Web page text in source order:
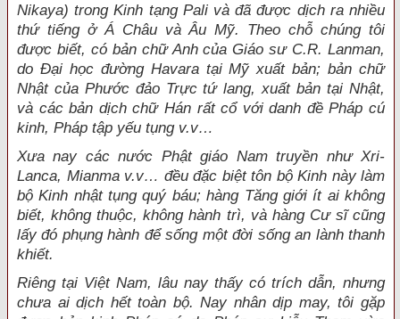
Nikaya) trong Kinh tạng Pali và đã được dịch ra nhiều
thứ tiếng ở Á Châu và Âu Mỹ. Theo chỗ chúng tôi
được biết, có bản chữ Anh của Giáo sư C.R. Lanman,
do Đại học đường Havara tại Mỹ xuất bản; bản chữ
Nhật của Phước đảo Trực tứ lang, xuất bản tại Nhật,
và các bản dịch chữ Hán rất cổ với danh đề Pháp cú
kinh, Pháp tập yếu tụng v.v…
Xưa nay các nước Phật giáo Nam truyền như Xri-
Lanca, Mianma v.v… đều đặc biệt tôn bộ Kinh này làm
bộ Kinh nhật tụng quý báu; hàng Tăng giới ít ai không
biết, không thuộc, không hành trì, và hàng Cư sĩ cũng
lấy đó phụng hành để sống một đời sống an lành thanh
khiết.
Riêng tại Việt Nam, lâu nay thấy có trích dẫn, nhưng
chưa ai dịch hết toàn bộ. Nay nhân dịp may, tôi gặp